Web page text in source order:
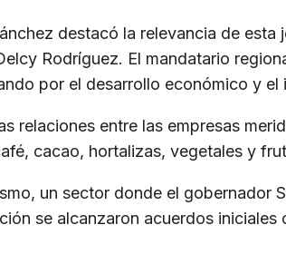
destacó la relevancia de
Rodríguez. El mandatario
por el desarrollo económico y el
relaciones entre las empresas
cacao, hortalizas, vegetales y
un sector donde el gobernador
se alcanzaron acuerdos